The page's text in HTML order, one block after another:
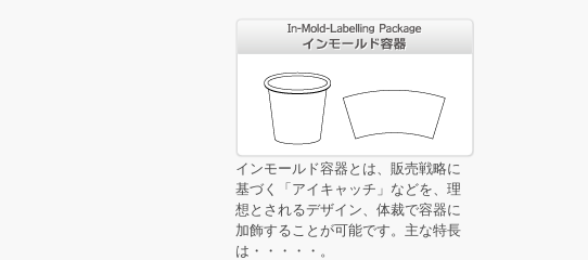
インモールド容器とは、販売戦略に
基づく「アイキャッチ」などを、理
想とされるデザイン、体裁で容器に
加飾することが可能です。主な特長
は・・・・・。